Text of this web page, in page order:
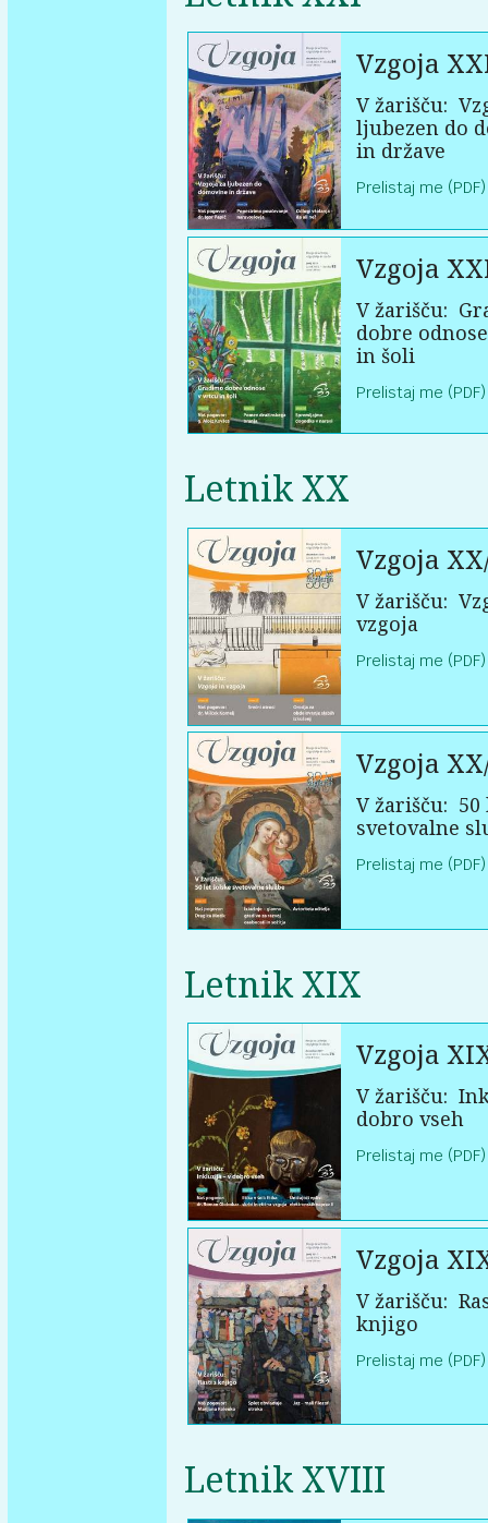
Vzgoja
V žarišču:
ljubezen do
in države
Prelistaj me (PDF)
Vzgoja
V žarišču:
dobre
in šoli
Prelistaj me (PDF)
Letnik XX
Vzgoja
V žarišču:
vzgoja
Prelistaj me (PDF)
Vzgoja
V žarišču: 50
svetovalne
Prelistaj me (PDF)
Letnik XIX
Vzgoja
V žarišču:
dobro vseh
Prelistaj me (PDF)
Vzgoja
V žarišču:
knjigo
Prelistaj me (PDF)
Letnik XVIII